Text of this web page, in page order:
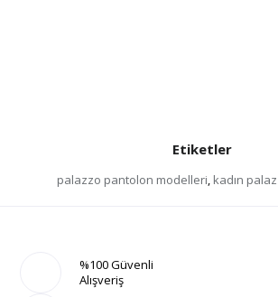
Etiketler
palazzo pantolon modelleri, kadın
%100 Güvenli
Alışveriş